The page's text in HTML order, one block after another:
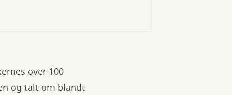
over 100
og talt om blandt